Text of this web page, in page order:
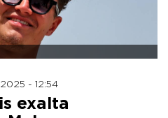
- 12:54
exalta